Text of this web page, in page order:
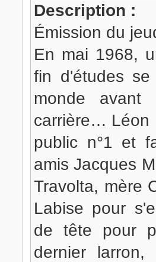
Description :
Émission du
En mai 1968,
fin d'études
monde avant
carrière… Léon
public n°1 et
amis Jacques
Travolta, mère
Labise pour
de tête pour
dernier larron,